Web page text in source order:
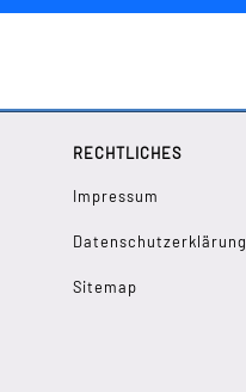
RECHTLICHES
Impressum
Datenschutzerklärung
Sitemap